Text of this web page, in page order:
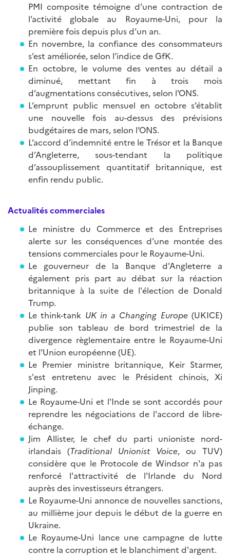
PMI composite témoigne d’une contraction de
l’activité globale au Royaume-Uni, pour la
première fois depuis plus d’un an.
En novembre, la confiance des consommateurs
s’est améliorée, selon l’indice de GfK.
En octobre, le volume des ventes au détail a
diminué, mettant fin à trois mois
d’augmentations consécutives, selon l’ONS.
L’emprunt public mensuel en octobre s’établit
une nouvelle fois au-dessus des prévisions
budgétaires de mars, selon l’ONS.
L’accord d’indemnité entre le Trésor et la Banque
d’Angleterre, sous-tendant la politique
d’assouplissement quantitatif britannique, est
enfin rendu public.
Actualités commerciales
Le ministre du Commerce et des Entreprises
alerte sur les conséquences d'une montée des
tensions commerciales pour le Royaume-Uni.
Le gouverneur de la Banque d'Angleterre a
également pris part au débat sur la réaction
britannique à la suite de l'élection de Donald
Trump.
Le think-tank UK in a Changing Europe(UKICE)
publie son tableau de bord trimestriel de la
divergence règlementaire entre le Royaume-Uni
et l'Union européenne (UE).
Le Premier ministre britannique, Keir Starmer,
s'est entretenu avec le Président chinois, Xi
Jinping.
Le Royaume-Uni et l'Inde se sont accordés pour
reprendre les négociations de l'accord de libre-
échange.
Jim Allister, le chef du parti unioniste nord-
irlandais (Traditional Unionist Voice, ou TUV)
considère que le Protocole de Windsor n'a pas
renforcé l'attractivité de l'Irlande du Nord
auprès des investisseurs étrangers.
Le Royaume-Uni annonce de nouvelles sanctions,
au millième jour depuis le début de la guerre en
Ukraine.
Le Royaume-Uni lance une campagne de lutte
contre la corruption et le blanchiment d'argent.